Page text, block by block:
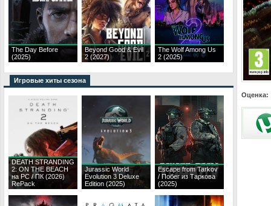
The Day Before
(2025)
Beyond Good & Evil
2 (2027)
The Wolf Among Us
2 (2025)
Игровые хиты сезона
DEATH STRANDING
2: ON THE BEACH
на PC / ПК (2026)
RePack
Jurassic World
Evolution 3 Deluxe
Edition (2025)
Escape from Tarkov
/ Побег из Таркова
(2025)
Оценка: